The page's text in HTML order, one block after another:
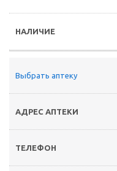
Выбрать аптеку